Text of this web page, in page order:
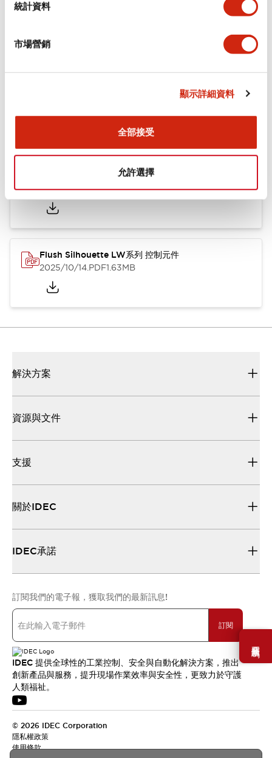
統計資料
市場營銷
顯示詳細資料
全部接受
允許選擇
需要幫助嗎？
安裝和安裝規範
認證與標準
Flush Silhouette LW系列 控制元件 (英文版)
2025/09/19.PDF1.23MB
Flush Silhouette LW系列 控制元件
2025/10/14.PDF1.63MB
解決方案
資源與文件
支援
關於IDEC
IDEC承諾
訂閱我們的電子報，獲取我們的最新訊息!
訂閱
IDEC 提供全球性的工業控制、安全與自動化解決方案，推出
創新產品與服務，提升現場作業效率與安全性，更致力於守護
人類福祉。
© 2026 IDEC Corporation
隱私權政策
使用條款